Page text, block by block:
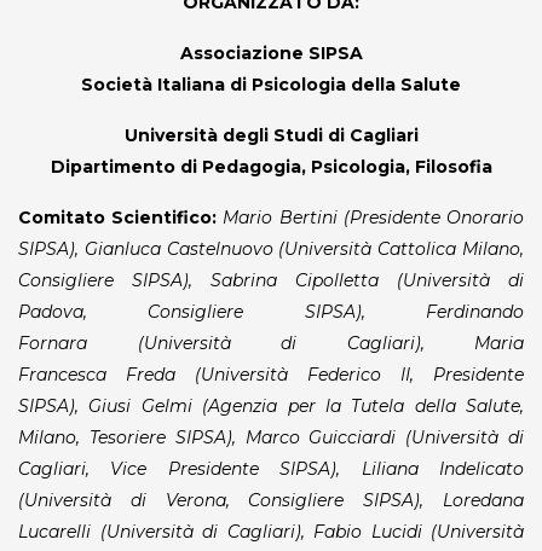
Associazione SIPSA
Società Italiana di Psicologia della Salute
Università degli Studi di Cagliari
Dipartimento di Pedagogia, Psicologia, Filosofia
Comitato Scientifico: Mario Bertini (Presidente Onorario
SIPSA), Gianluca Castelnuovo (Università Cattolica Milano,
Consigliere
SIPSA), Sabrina Cipolletta (Università di
Padova,
Consigliere SIPSA),
Ferdinando
Fornara
(Università di Cagliari), Maria
Francesca
Freda
(Università Federico II, Presidente
SIPSA), Giusi Gelmi (Agenzia per la Tutela della Salute,
Milano, Tesoriere SIPSA), Marco Guicciardi (Università di
Cagliari, Vice Presidente SIPSA),
Liliana Indelicato
(Università di Verona, Consigliere SIPSA),
Loredana
Lucarelli (Università di Cagliari), Fabio Lucidi (Università